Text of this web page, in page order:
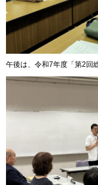
午後は、令和7年度「第2回